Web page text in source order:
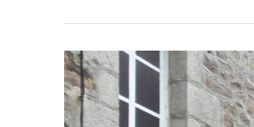
dong
Villedieu-
les-
Poêles